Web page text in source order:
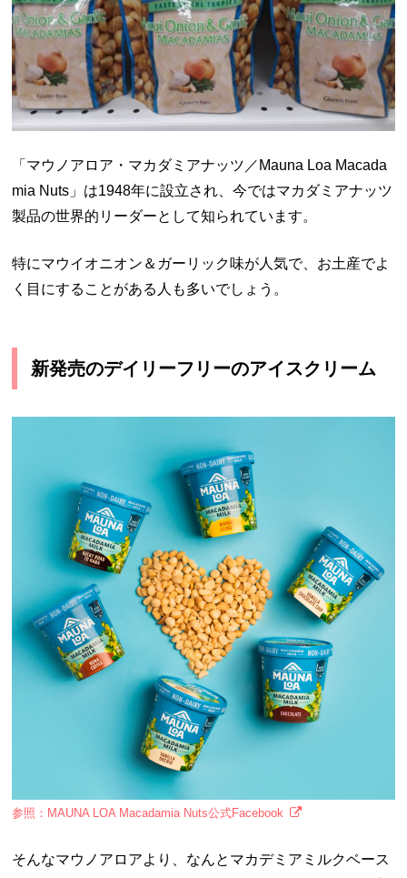
「マウノアロア・マカダミアナッツ／Mauna Loa Macada
mia Nuts」は1948年に設立され、今ではマカダミアナッツ
製品の世界的リーダーとして知られています。
特にマウイオニオン＆ガーリック味が人気で、お土産でよ
く目にすることがある人も多いでしょう。
新発売のデイリーフリーのアイスクリーム
参照：MAUNA LOA Macadamia Nuts公式Facebook
そんなマウノアロアより、なんとマカデミアミルクベース